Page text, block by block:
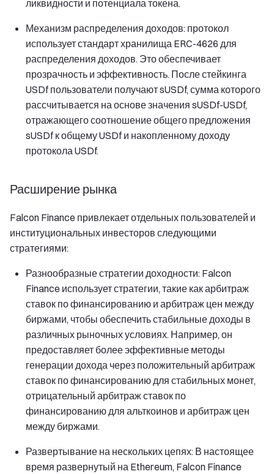
ликвидности и потенциала токена.
Механизм распределения доходов: протокол
использует стандарт хранилища ERC-4626 для
распределения доходов. Это обеспечивает
прозрачность и эффективность. После стейкинга
USDf пользователи получают sUSDf, сумма которого
рассчитывается на основе значения sUSDf-USDf,
отражающего соотношение общего предложения
sUSDf к общему USDf и накопленному доходу
протокола USDf.
Расширение рынка
Falcon Finance привлекает отдельных пользователей и
институциональных инвесторов следующими
стратегиями:
Разнообразные стратегии доходности: Falcon
Finance использует стратегии, такие как арбитраж
ставок по финансированию и арбитраж цен между
биржами, чтобы обеспечить стабильные доходы в
различных рыночных условиях. Например, он
предоставляет более эффективные методы
генерации дохода через положительный арбитраж
ставок по финансированию для стабильных монет,
отрицательный арбитраж ставок по
финансированию для альткоинов и арбитраж цен
между биржами.
Развертывание на нескольких цепях: В настоящее
время развернутый на Ethereum, Falcon Finance